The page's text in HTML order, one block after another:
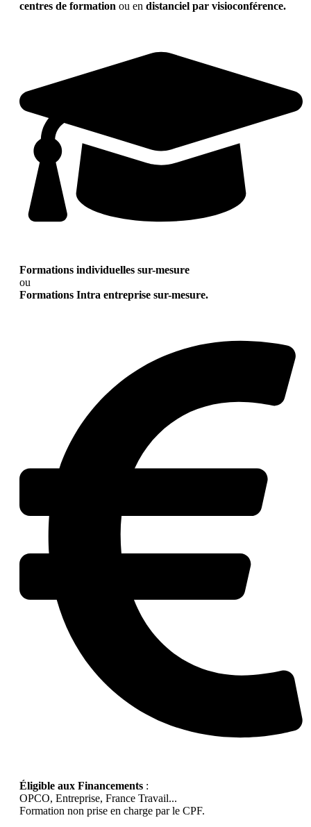
centres de formation ou en distanciel par visioconférence.
Formations individuelles sur-mesure
ou
Formations Intra entreprise sur-mesure.
Éligible aux Financements :
OPCO, Entreprise, France Travail...
Formation non prise en charge par le CPF.